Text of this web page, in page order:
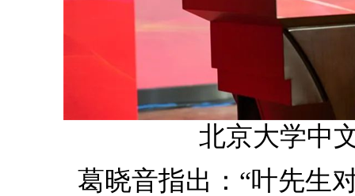
北京大学中
葛晓音指出：“叶先生对